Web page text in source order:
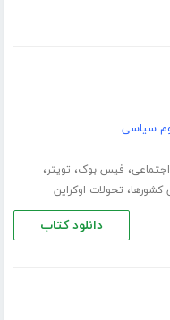
سیاسی
، فیس بوک، تویتر،
کشورها، تحولات اوکراین
دانلود کتاب